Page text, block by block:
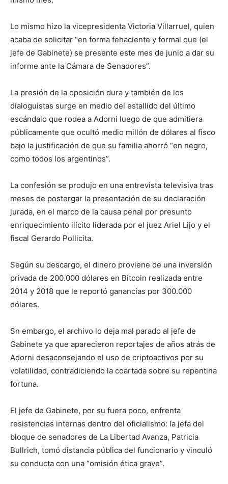
Lo mismo hizo la vicepresidenta Victoria Villarruel, quien
acaba de solicitar “en forma fehaciente y formal que (el
jefe de Gabinete) se presente este mes de junio a dar su
informe ante la Cámara de Senadores”.
La presión de la oposición dura y también de los
dialoguistas surge en medio del estallido del último
escándalo que rodea a Adorni luego de que admitiera
públicamente que ocultó medio millón de dólares al fisco
bajo la justificación de que su familia ahorró “en negro,
como todos los argentinos”.
La confesión se produjo en una entrevista televisiva tras
meses de postergar la presentación de su declaración
jurada, en el marco de la causa penal por presunto
enriquecimiento ilícito liderada por el juez Ariel Lijo y el
fiscal Gerardo Pollicita.
Según su descargo, el dinero proviene de una inversión
privada de 200.000 dólares en Bitcoin realizada entre
2014 y 2018 que le reportó ganancias por 300.000
dólares.
Sn embargo, el archivo lo deja mal parado al jefe de
Gabinete ya que aparecieron reportajes de años atrás de
Adorni desaconsejando el uso de criptoactivos por su
volatilidad, contradiciendo la coartada sobre su repentina
fortuna.
El jefe de Gabinete, por su fuera poco, enfrenta
resistencias internas dentro del oficialismo: la jefa del
bloque de senadores de La Libertad Avanza, Patricia
Bullrich, tomó distancia pública del funcionario y vinculó
su conducta con una “omisión ética grave”.